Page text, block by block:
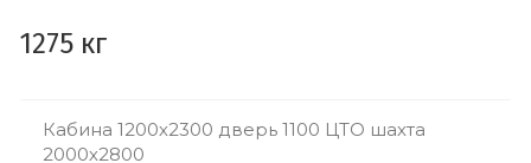
1275 кг
Кабина 1200х2300 дверь 1100 ЦТО шахта
2000х2800